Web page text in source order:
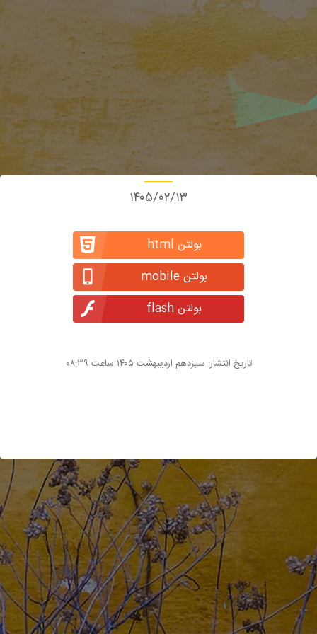
۱۴۰۵/۰۲/۱۳
بولتن html
بولتن mobile
بولتن flash
تاریخ انتشار: سیزدهم اردیبهشت ۱۴۰۵ ساعت ۰۸:۳۹